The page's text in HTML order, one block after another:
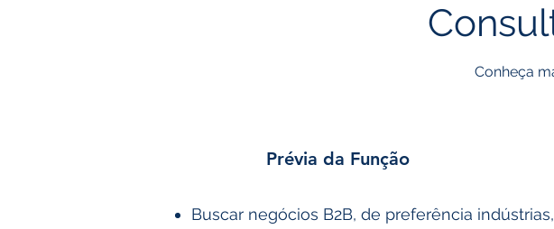
Conheça
Prévia da Função
Buscar negócios B2B, de preferência